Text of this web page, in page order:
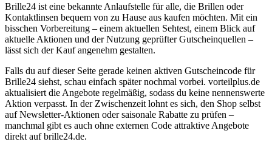
Brille24 ist eine bekannte Anlaufstelle für alle, die Brillen oder
Kontaktlinsen bequem von zu Hause aus kaufen möchten. Mit ein
bisschen Vorbereitung – einem aktuellen Sehtest, einem Blick auf
aktuelle Aktionen und der Nutzung geprüfter Gutscheinquellen –
lässt sich der Kauf angenehm gestalten.
Falls du auf dieser Seite gerade keinen aktiven Gutscheincode für
Brille24 siehst, schau einfach später nochmal vorbei. vorteilplus.de
aktualisiert die Angebote regelmäßig, sodass du keine nennenswerte
Aktion verpasst. In der Zwischenzeit lohnt es sich, den Shop selbst
auf Newsletter-Aktionen oder saisonale Rabatte zu prüfen –
manchmal gibt es auch ohne externen Code attraktive Angebote
direkt auf brille24.de.